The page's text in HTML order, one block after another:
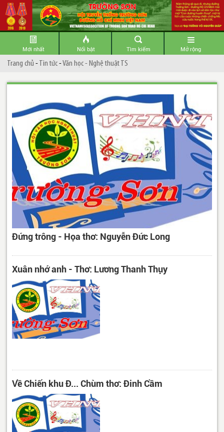
Mới nhất Nổi bật Tìm kiếm Mở rộng
Trang chủ -Tin tức-Văn học - Nghệ thuật TS
Đứng trông - Họa thơ: Nguyễn Đức Long
Xuân nhớ anh - Thơ: Lương Thanh Thụy
Về Chiến khu Đ... Chùm thơ: Đinh Cầm